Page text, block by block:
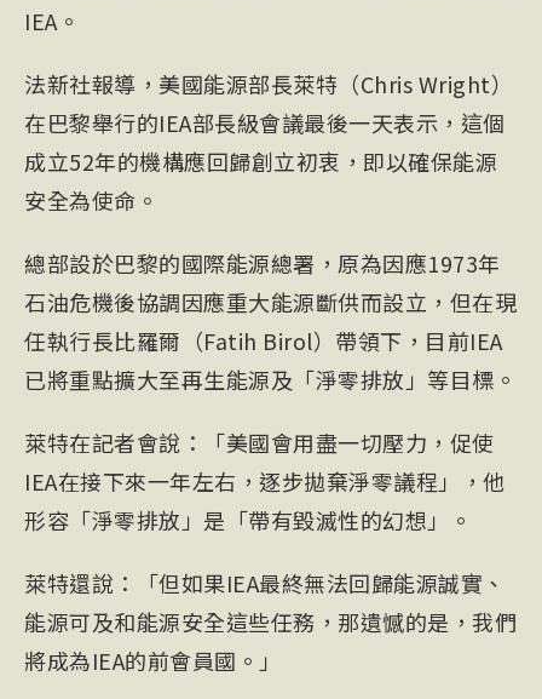
IEA。
法新社報導，美國能源部長萊特（Chris Wright）
在巴黎舉行的IEA部長級會議最後一天表示，這個
成立52年的機構應回歸創立初衷，即以確保能源
安全為使命。
總部設於巴黎的國際能源總署，原為因應1973年
石油危機後協調因應重大能源斷供而設立，但在現
任執行長比羅爾（Fatih Birol）帶領下，目前IEA
已將重點擴大至再生能源及「淨零排放」等目標。
萊特在記者會說：「美國會用盡一切壓力，促使
IEA在接下來一年左右，逐步拋棄淨零議程」，他
形容「淨零排放」是「帶有毀滅性的幻想」。
萊特還說：「但如果IEA最終無法回歸能源誠實、
能源可及和能源安全這些任務，那遺憾的是，我們
將成為IEA的前會員國。」